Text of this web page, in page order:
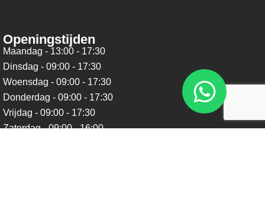
Openingstijden
Maandag - 13:00 - 17:30
Dinsdag - 09:00 - 17:30
Woensdag - 09:00 - 17:30
Donderdag - 09:00 - 17:30
Vrijdag - 09:00 - 17:30
Zaterdag - 09:00 - 16:00